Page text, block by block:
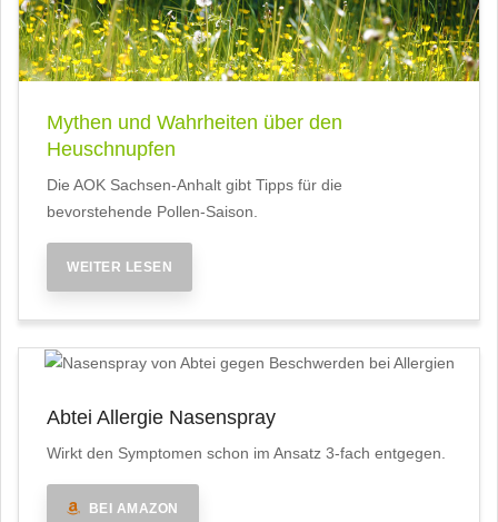
Mythen und Wahrheiten über den
Heuschnupfen
Die AOK Sachsen-Anhalt gibt Tipps für die
bevorstehende Pollen-Saison.
WEITER LESEN
Abtei Allergie Nasenspray
Wirkt den Symptomen schon im Ansatz 3-fach entgegen.
BEI AMAZON